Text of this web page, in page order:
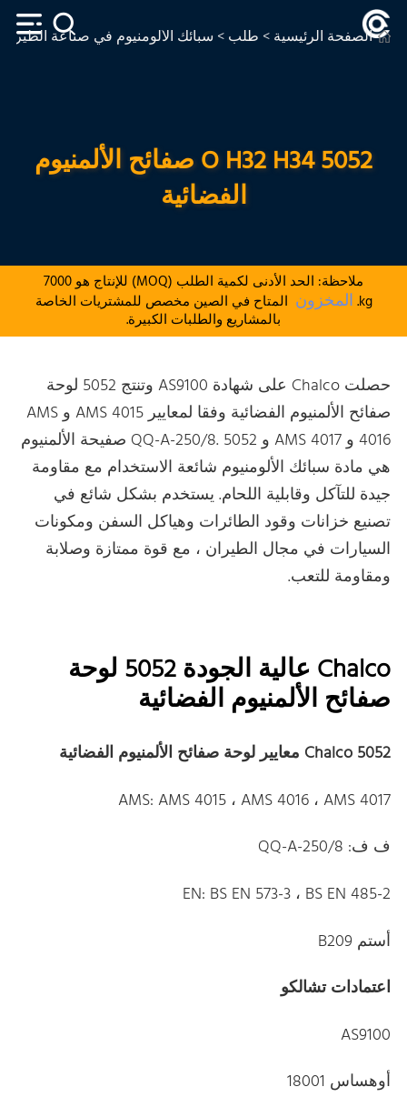
الصفحة الرئيسية> طلب> سبائك الألومنيوم في صناعة الطيران
5052 O H32 H34 صفائح الألمنيوم
الفضائية
ملاحظة: الحد الأدنى لكمية الطلب (MOQ) للإنتاج هو 7000
kg. المخزون المتاح في الصين مخصص للمشتريات الخاصة
بالمشاريع والطلبات الكبيرة.
حصلت Chalco على شهادة AS9100 وتنتج 5052 لوحة
صفائح الألمنيوم الفضائية وفقا لمعايير AMS 4015 و AMS
4016 و AMS 4017 و QQ-A-250/8. 5052 صفيحة الألمنيوم
هي مادة سبائك الألومنيوم شائعة الاستخدام مع مقاومة
جيدة للتآكل وقابلية اللحام. يستخدم بشكل شائع في
تصنيع خزانات وقود الطائرات وهياكل السفن ومكونات
السيارات في مجال الطيران ، مع قوة ممتازة وصلابة
ومقاومة للتعب.
Chalco عالية الجودة 5052 لوحة
صفائح الألمنيوم الفضائية
Chalco 5052 معايير لوحة صفائح الألمنيوم الفضائية
AMS: AMS 4015 ، AMS 4016 ، AMS 4017
ف ف: QQ-A-250/8
EN: BS EN 573-3 ، BS EN 485-2
أستم B209
اعتمادات تشالكو
AS9100
أوهساس 18001